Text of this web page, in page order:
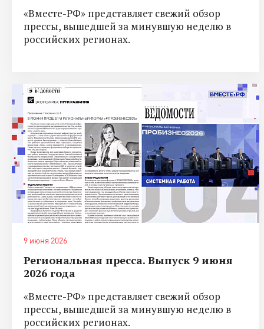
«Вместе-РФ» представляет свежий обзор
прессы, вышедшей за минувшую неделю в
российских регионах.
9 июня 2026
Региональная пресса. Выпуск 9 июня
2026 года
«Вместе-РФ» представляет свежий обзор
прессы, вышедшей за минувшую неделю в
российских регионах.